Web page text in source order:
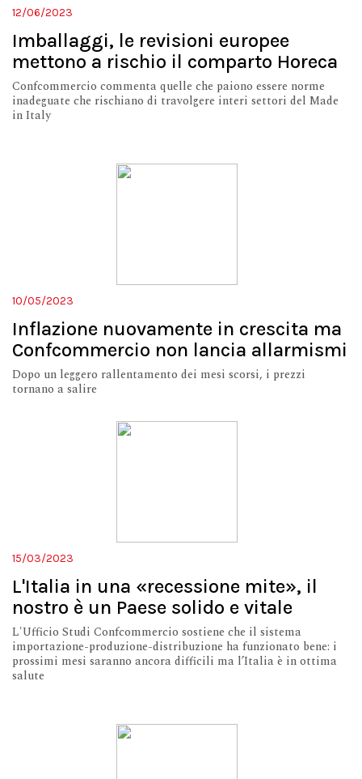
12/06/2023
Imballaggi, le revisioni europee
mettono a rischio il comparto Horeca
Confcommercio commenta quelle che paiono essere norme
inadeguate che rischiano di travolgere interi settori del Made
in Italy
10/05/2023
Inflazione nuovamente in crescita ma
Confcommercio non lancia allarmismi
Dopo un leggero rallentamento dei mesi scorsi, i prezzi
tornano a salire
15/03/2023
L'Italia in una «recessione mite», il
nostro è un Paese solido e vitale
L'Ufficio Studi Confcommercio sostiene che il sistema
importazione-produzione-distribuzione ha funzionato bene: i
prossimi mesi saranno ancora difficili ma l’Italia è in ottima
salute